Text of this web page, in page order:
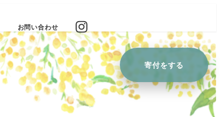
お問い合わせ
寄付をする